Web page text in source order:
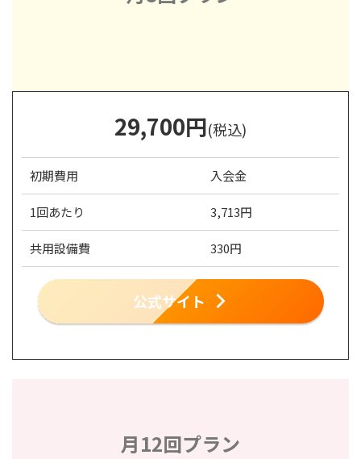
29,700円(税込)
初期費用 入会金
1回あたり 3,713円
共用設備費 330円
公式サイト
月12回プラン